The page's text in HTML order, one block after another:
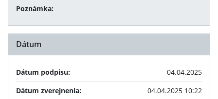
Poznámka:
Dátum
Dátum podpisu:
04.04.2025
Dátum zverejnenia:
04.04.2025 10:22